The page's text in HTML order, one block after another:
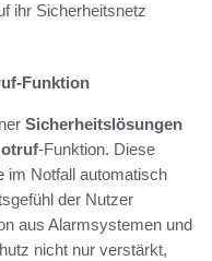
ihr Sicherheitsnetz
Funktion
Sicherheitslösungen
-Funktion. Diese
im Notfall automatisch
der Nutzer
aus Alarmsystemen und
nicht nur verstärkt,